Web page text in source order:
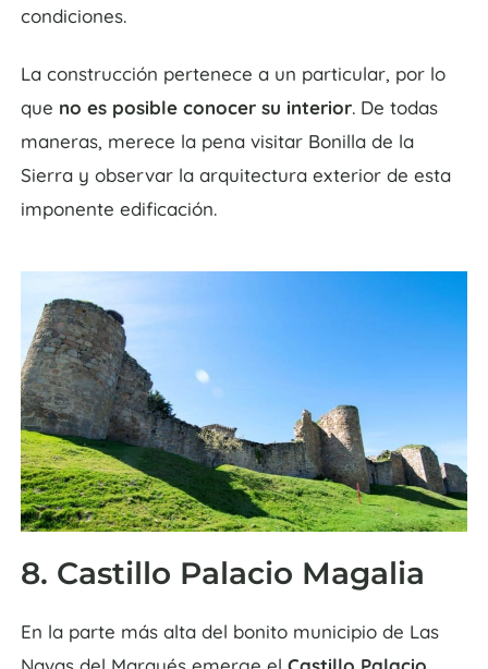
condiciones.
La construcción pertenece a un particular, por lo
que no es posible conocer su interior. De todas
maneras, merece la pena visitar Bonilla de la
Sierra y observar la arquitectura exterior de esta
imponente edificación.
8. Castillo Palacio Magalia
En la parte más alta del bonito municipio de Las